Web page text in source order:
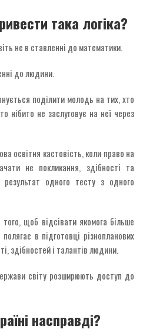
така логіка?
не в ставленні до математики.
до людини.
поділити молодь на тих, хто
нібито не заслуговує на неї через
освітня кастовість, коли право на
не покликання, здібності та
одного тесту з одного
щоб відсівати якомога більше
в підготовці різнопланових
здібностей і талантів людини.
світу розширюють доступ до
насправді?